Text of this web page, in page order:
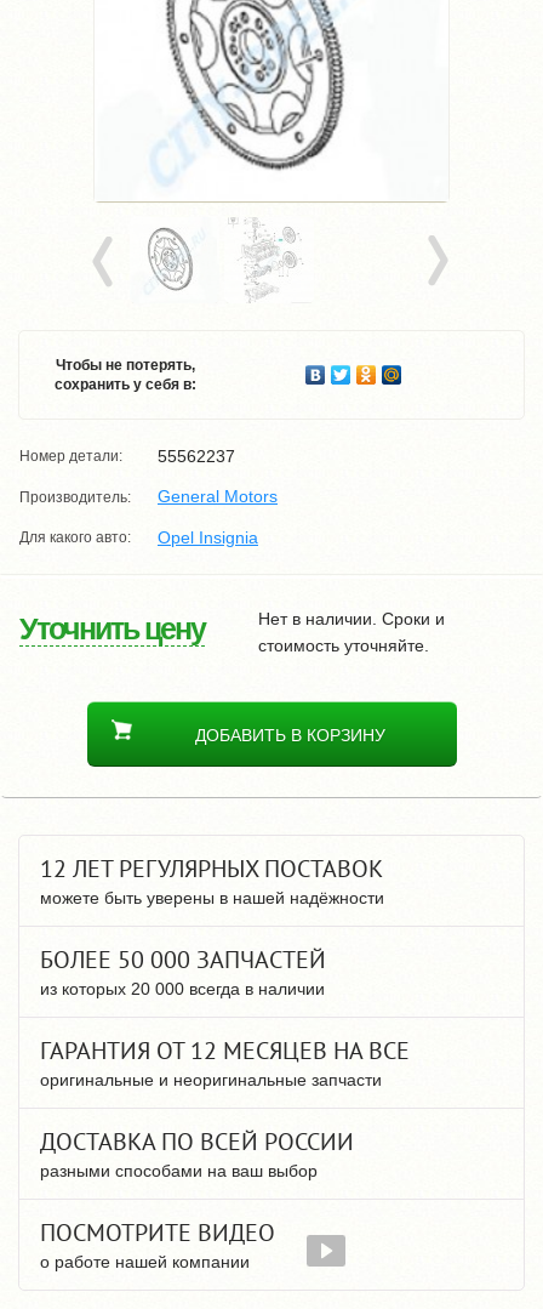
Чтобы не потерять,
сохранить у себя в:
Номер детали: 55562237
Производитель: General Motors
Для какого авто: Opel Insignia
Уточнить цену
Нет в наличии. Сроки и
стоимость уточняйте.
ДОБАВИТЬ В КОРЗИНУ
12 ЛЕТ РЕГУЛЯРНЫХ ПОСТАВОК
можете быть уверены в нашей надёжности
БОЛЕЕ 50 000 ЗАПЧАСТЕЙ
из которых 20 000 всегда в наличии
ГАРАНТИЯ ОТ 12 МЕСЯЦЕВ НА ВСЕ
оригинальные и неоригинальные запчасти
ДОСТАВКА ПО ВСЕЙ РОССИИ
разными способами на ваш выбор
ПОСМОТРИТЕ ВИДЕО
о работе нашей компании